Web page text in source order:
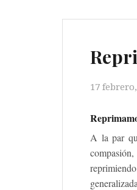
17
A la par